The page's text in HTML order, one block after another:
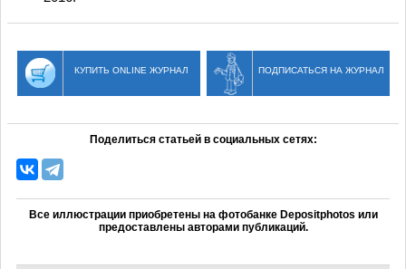
КУПИТЬ ONLINE ЖУРНАЛ ПОДПИСАТЬСЯ НА ЖУРНАЛ
Поделиться статьей в социальных сетях:
Все иллюстрации приобретены на фотобанке Depositphotos или
предоставлены авторами публикаций.